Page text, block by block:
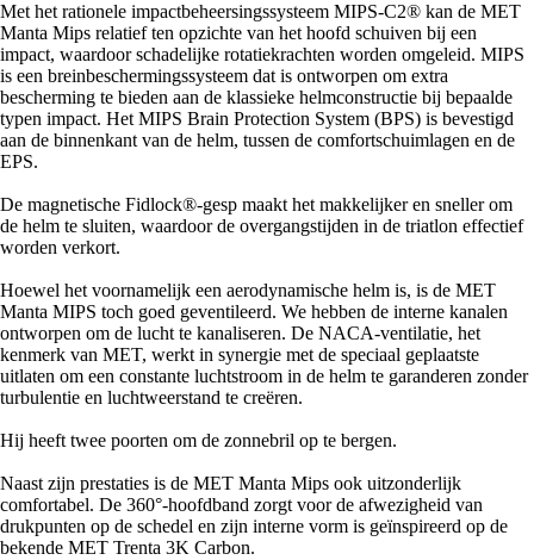
Met het rationele impactbeheersingssysteem MIPS-C2® kan de MET
Manta Mips relatief ten opzichte van het hoofd schuiven bij een
impact, waardoor schadelijke rotatiekrachten worden omgeleid. MIPS
is een breinbeschermingssysteem dat is ontworpen om extra
bescherming te bieden aan de klassieke helmconstructie bij bepaalde
typen impact. Het MIPS Brain Protection System (BPS) is bevestigd
aan de binnenkant van de helm, tussen de comfortschuimlagen en de
EPS.
De magnetische Fidlock®-gesp maakt het makkelijker en sneller om
de helm te sluiten, waardoor de overgangstijden in de triatlon effectief
worden verkort.
Hoewel het voornamelijk een aerodynamische helm is, is de MET
Manta MIPS toch goed geventileerd. We hebben de interne kanalen
ontworpen om de lucht te kanaliseren. De NACA-ventilatie, het
kenmerk van MET, werkt in synergie met de speciaal geplaatste
uitlaten om een constante luchtstroom in de helm te garanderen zonder
turbulentie en luchtweerstand te creëren.
Hij heeft twee poorten om de zonnebril op te bergen.
Naast zijn prestaties is de MET Manta Mips ook uitzonderlijk
comfortabel. De 360°-hoofdband zorgt voor de afwezigheid van
drukpunten op de schedel en zijn interne vorm is geïnspireerd op de
bekende MET Trenta 3K Carbon.